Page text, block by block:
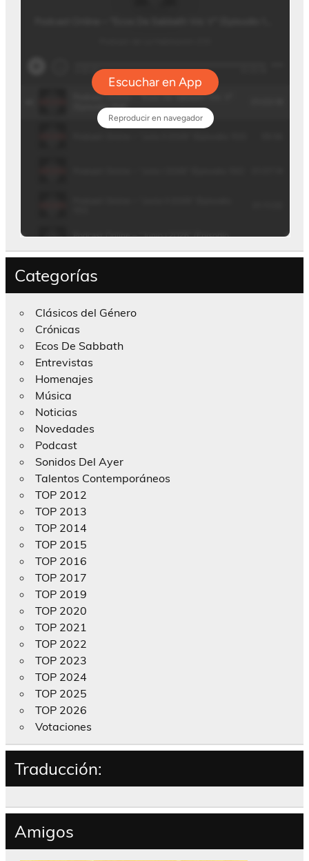
Categorías
Clásicos del Género
Crónicas
Ecos De Sabbath
Entrevistas
Homenajes
Música
Noticias
Novedades
Podcast
Sonidos Del Ayer
Talentos Contemporáneos
TOP 2012
TOP 2013
TOP 2014
TOP 2015
TOP 2016
TOP 2017
TOP 2019
TOP 2020
TOP 2021
TOP 2022
TOP 2023
TOP 2024
TOP 2025
TOP 2026
Votaciones
Traducción:
Amigos